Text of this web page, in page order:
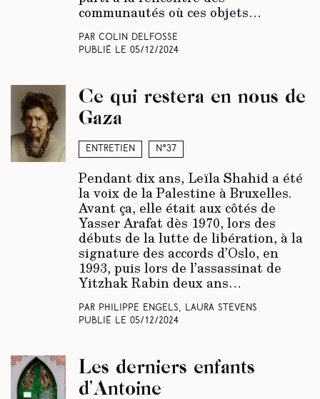
communautés où ces objets…
Par Colin Delfosse
Publié le 05/12/2024
Entretien N°37
Ce qui restera en nous de
Gaza
Pendant dix ans, Leïla Shahid a été
la voix de la Palestine à Bruxelles.
Avant ça, elle était aux côtés de
Yasser Arafat dès 1970, lors des
débuts de la lutte de libération, à la
signature des accords d’Oslo, en
1993, puis lors de l’assassinat de
Yitzhak Rabin deux ans…
Par Philippe Engels, Laura Stevens
Publié le 05/12/2024
Les derniers enfants
d’Antoine